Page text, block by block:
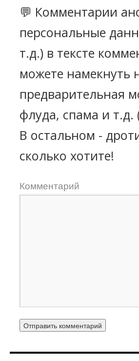
💬 Комментарии
персональные
т.д.) в тексте
можете намекнуть
предварительная
флуда, спама и т.д.
В остальном -
сколько хотите!
Комментарий